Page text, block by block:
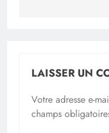
LAISSER UN
Votre adresse e-
champs